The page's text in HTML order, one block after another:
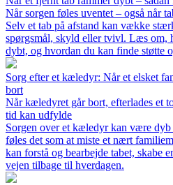
Når sorgen føles uventet – også når
Selv et tab på afstand kan vække
spørgsmål, skyld eller tvivl. Læs om,
dybt, og hvordan du kan finde støtte
Sorg efter et kæledyr: Når et elsket
bort
Når kæledyret går bort, efterlades et
tid kan udfylde
Sorgen over et kæledyr kan være
føles det som at miste et nært
kan forstå og bearbejde tabet, skabe
vejen tilbage til hverdagen.